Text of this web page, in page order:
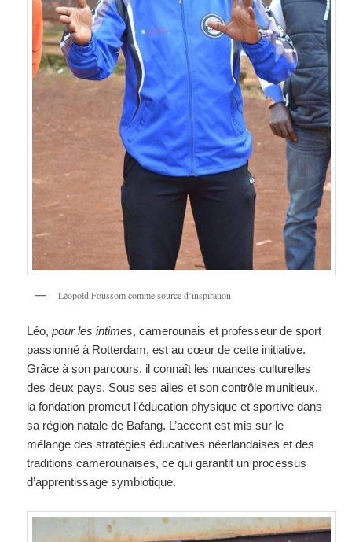
Léopold Foussom comme source d’inspiration
Léo,pour les intimes, camerounais et professeur de sport
passionné à Rotterdam, est au cœur de cette initiative.
Grâce à son parcours, il connaît les nuances culturelles
des deux pays. Sous ses ailes et son contrôle munitieux,
la fondation promeut l’éducation physique et sportive dans
sa région natale de Bafang. L’accent est mis sur le
mélange des stratégies éducatives néerlandaises et des
traditions camerounaises, ce qui garantit un processus
d’apprentissage symbiotique.